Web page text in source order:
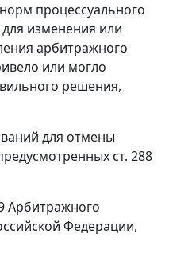
процессуального
изменения или
арбитражного
или могло
решения,
для отмены
ст. 288
Арбитражного
Федерации,